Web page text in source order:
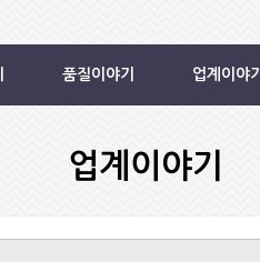
품질이야기 업계이야기
업계이야기